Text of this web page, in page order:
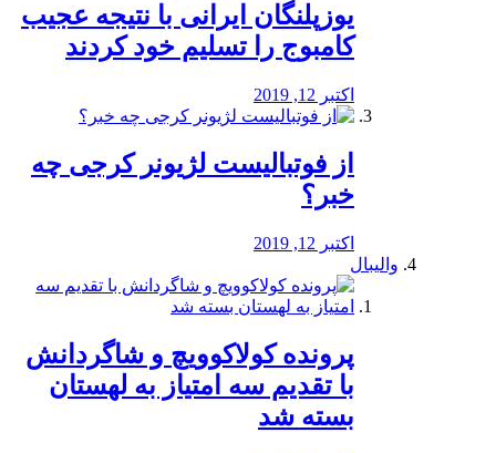
یوزپلنگان ایرانی با نتیجه عجیب
کامبوج را تسلیم خود کردند
اکتبر 12, 2019
از فوتبالیست لژیونر کرجی چه
خبر؟
اکتبر 12, 2019
والیبال
پرونده کولاکوویچ و شاگردانش
با تقدیم سه امتیاز به لهستان
بسته شد